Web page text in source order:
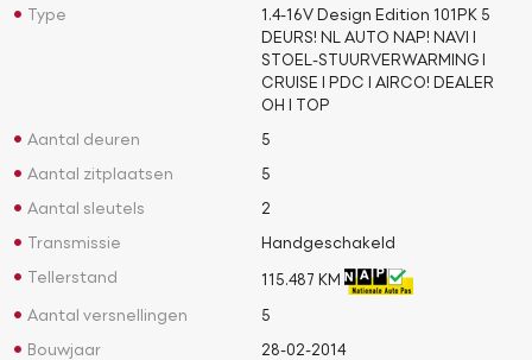
Type
1.4-16V Design Edition 101PK 5
DEURS! NL AUTO NAP! NAVI l
STOEL-STUURVERWARMING l
CRUISE l PDC l AIRCO! DEALER
OH l TOP
Aantal deuren 5
Aantal zitplaatsen 5
Aantal sleutels 2
Transmissie Handgeschakeld
Tellerstand 115.487 KM
Aantal versnellingen 5
Bouwjaar 28-02-2014